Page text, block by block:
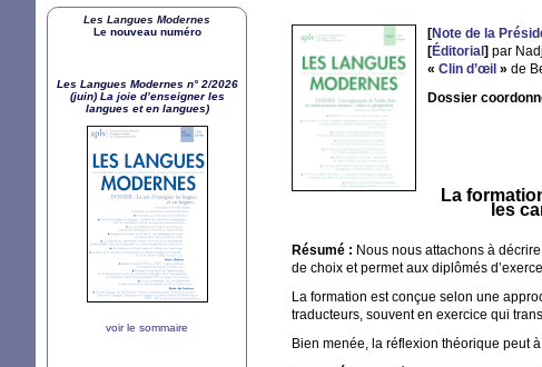
[Note de la
[Éditorial ] par
« Clin d’œil » de
Dossier
La
les
Résumé : Nous nous attachons à
de choix et permet aux diplômés
La formation est conçue selon une
traducteurs, souvent en exercice qui
Bien menée, la réflexion théorique peut
Les Langues Modernes
Le nouveau numéro
Les Langues Modernes n° 2/2026
(juin) La joie d’enseigner les
langues et en langues)
voir le sommaire